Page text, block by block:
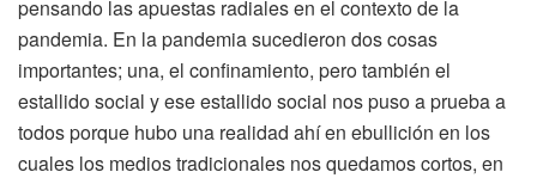
pensando las apuestas radiales en el contexto de la
pandemia. En la pandemia sucedieron dos cosas
importantes; una, el confinamiento, pero también el
estallido social y ese estallido social nos puso a prueba a
todos porque hubo una realidad ahí en ebullición en los
cuales los medios tradicionales nos quedamos cortos, en